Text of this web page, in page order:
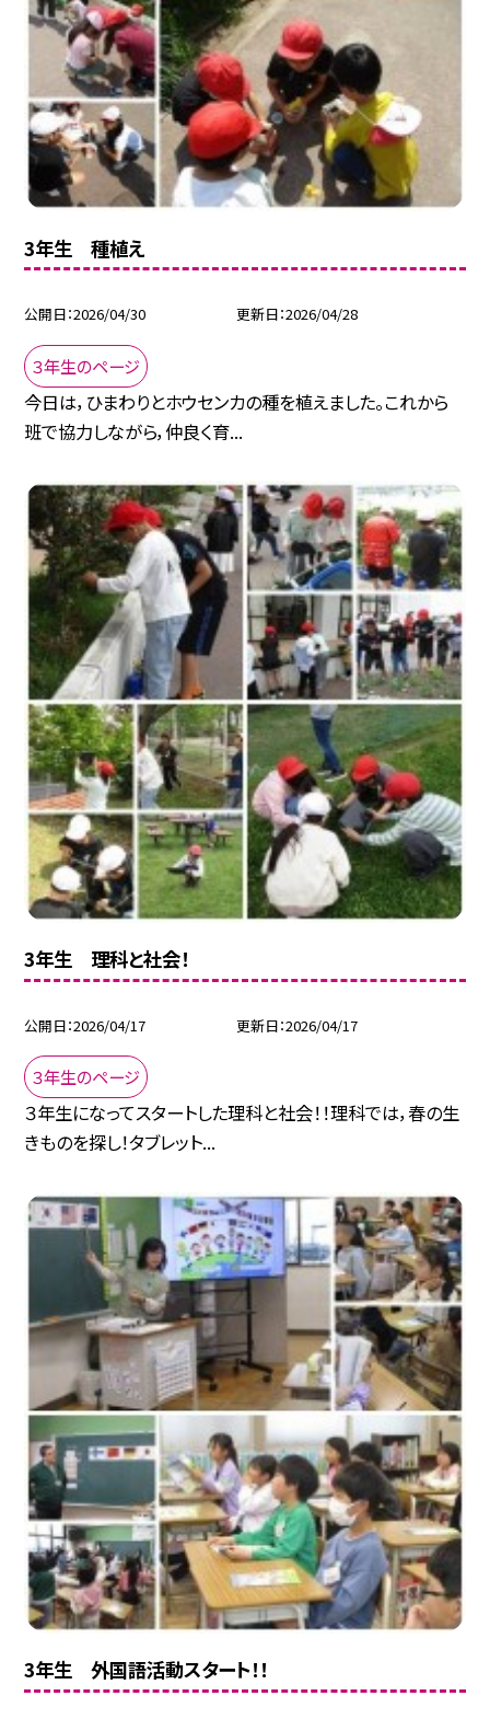
3年生 種植え
公開日 2026/04/30 更新日 2026/04/28
３年生のページ
今日は，ひまわりとホウセンカの種を植えました。これから
班で協力しながら，仲良く育...
3年生 理科と社会！
公開日 2026/04/17 更新日 2026/04/17
３年生のページ
３年生になってスタートした理科と社会！！理科では，春の生
きものを探し！タブレット...
3年生 外国語活動スタート！！